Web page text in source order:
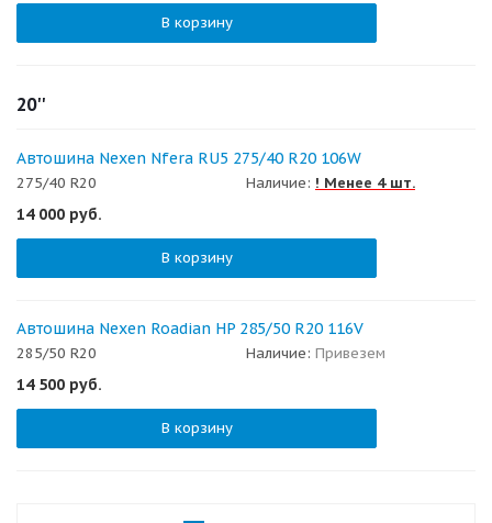
В корзину
20''
Автошина Nexen Nfera RU5 275/40 R20 106W
275/40 R20 Наличие: ! Менее 4 шт.
14 000 руб.
В корзину
Автошина Nexen Roadian HP 285/50 R20 116V
285/50 R20 Наличие: Привезем
14 500 руб.
В корзину